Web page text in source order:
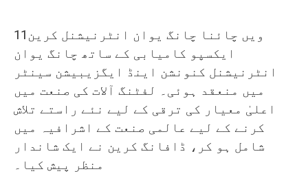
11ویں چائنا چانگ یوان انٹرنیشنل کرین
ایکسپو کامیابی کے ساتھ چانگ یوان
انٹرنیشنل کنونشن اینڈ ایگزیبیشن سینٹر
میں منعقد ہوئی۔ لفٹنگ آلات کی صنعت میں
اعلیٰ معیار کی ترقی کے لیے نئے راستے تلاش
کرنے کے لیے عالمی صنعت کے اشرافیہ میں
شامل ہو کر، ڈافانگ کرین نے ایک شاندار
منظر پیش کیا۔